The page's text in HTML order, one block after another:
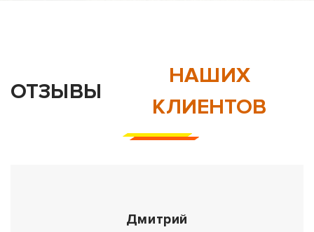
ОТЗЫВЫ
НАШИХ
КЛИЕНТОВ
Дмитрий